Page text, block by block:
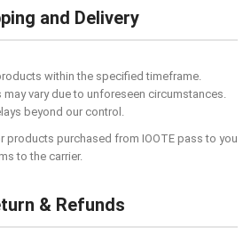
and Delivery
within the specified timeframe.
may vary due to unforeseen circumstances.
beyond our control.
products purchased from IOOTE pass to you
to the carrier.
& Refunds